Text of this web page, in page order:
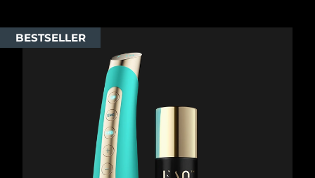
BESTSELLER
Isle of Man